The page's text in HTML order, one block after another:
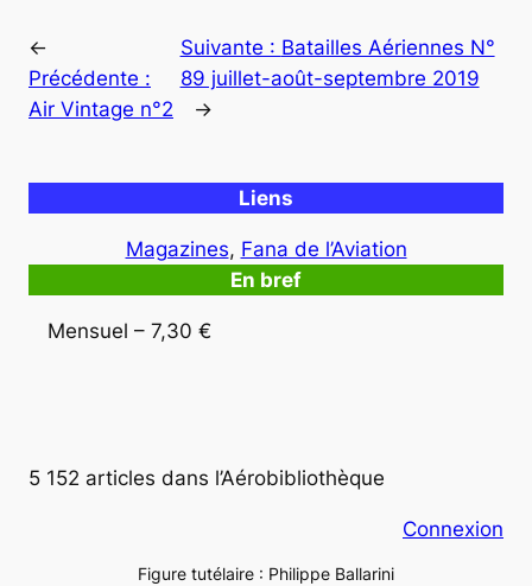
←
Précédente :
Air Vintage n°2
Suivante : Batailles Aériennes N°
89 juillet-août-septembre 2019
→
Liens
Magazines, Fana de l’Aviation
En bref
Mensuel – 7,30 €
5 152 articles dans l’Aérobibliothèque
Connexion
Figure tutélaire : Philippe Ballarini